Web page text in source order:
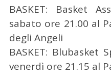
BASKET: Basket
sabato ore 21.00 al
degli Angeli
BASKET: Blubasket
venerdì ore 21.15 al